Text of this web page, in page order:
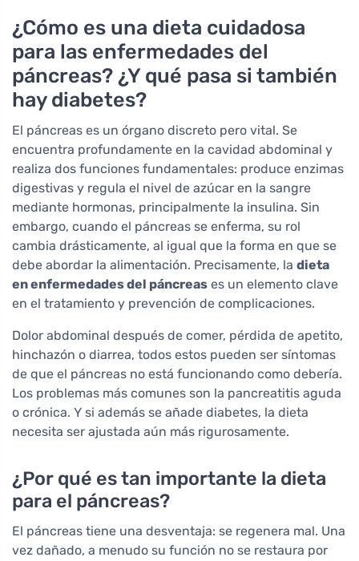
¿Cómo es una dieta cuidadosa
para las enfermedades del
páncreas? ¿Y qué pasa si también
hay diabetes?
El páncreas es un órgano discreto pero vital. Se
encuentra profundamente en la cavidad abdominal y
realiza dos funciones fundamentales: produce enzimas
digestivas y regula el nivel de azúcar en la sangre
mediante hormonas, principalmente la insulina. Sin
embargo, cuando el páncreas se enferma, su rol
cambia drásticamente, al igual que la forma en que se
debe abordar la alimentación. Precisamente, la dieta
en enfermedades del páncreas es un elemento clave
en el tratamiento y prevención de complicaciones.
Dolor abdominal después de comer, pérdida de apetito,
hinchazón o diarrea, todos estos pueden ser síntomas
de que el páncreas no está funcionando como debería.
Los problemas más comunes son la pancreatitis aguda
o crónica. Y si además se añade diabetes, la dieta
necesita ser ajustada aún más rigurosamente.
¿Por qué es tan importante la dieta
para el páncreas?
El páncreas tiene una desventaja: se regenera mal. Una
vez dañado, a menudo su función no se restaura por